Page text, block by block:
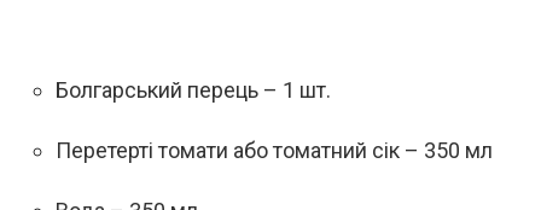
Болгарський перець – 1 шт.
Перетерті томати або томатний сік – 350 мл